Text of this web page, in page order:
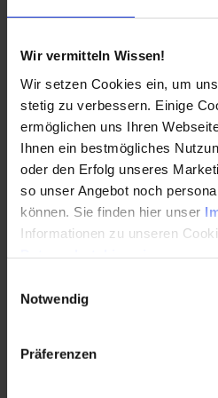
Wir vermitteln Wissen!
Wir setzen Cookies ein, um
stetig zu verbessern. Einige
ermöglichen uns Ihren
Ihnen ein bestmögliches
oder den Erfolg unseres
so unser Angebot noch
können. Sie finden hier unser
Informationen zu unseren
Notwendig
Präferenzen
WEITERLESEN
Wärme aus Wasser –
Ressource für die Zukunft
04.03.2025
Ob Flüsse, Seen,
nachhaltige Wärmequelle.